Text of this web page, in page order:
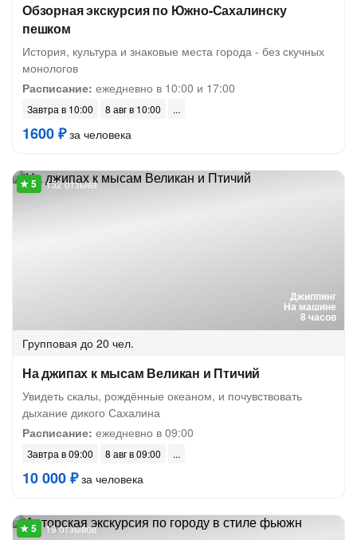
Обзорная экскурсия по Южно-Сахалинску
пешком
История, культура и знаковые места города - без скучных
монологов
Расписание: ежедневно в 10:00 и 17:00
Завтра в 10:00 8 авг в 10:00
1600 ₽за человека
Джиппинг
На машине
8 часов
152 отзыва
Групповая до 20 чел.
На джипах к мысам Великан и Птичий
Увидеть скалы, рождённые океаном, и почувствовать
дыхание дикого Сахалина
Расписание: ежедневно в 09:00
Завтра в 09:00 8 авг в 09:00
10 000 ₽за человека
19 отзывов